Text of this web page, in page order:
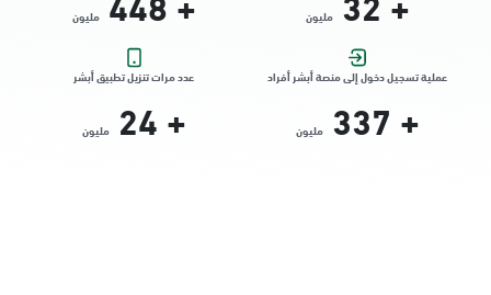
التوجه للموقع
الدمام, الدمام - الشاطئ مول
الأحد - الخميس (08:00-14:30)
مليون مليون
عملية تسجيل دخول إلى منصة أبشر أفراد
+
337 مليون
عدد مرات تنزيل تطبيق أبشر
+
24 مليون